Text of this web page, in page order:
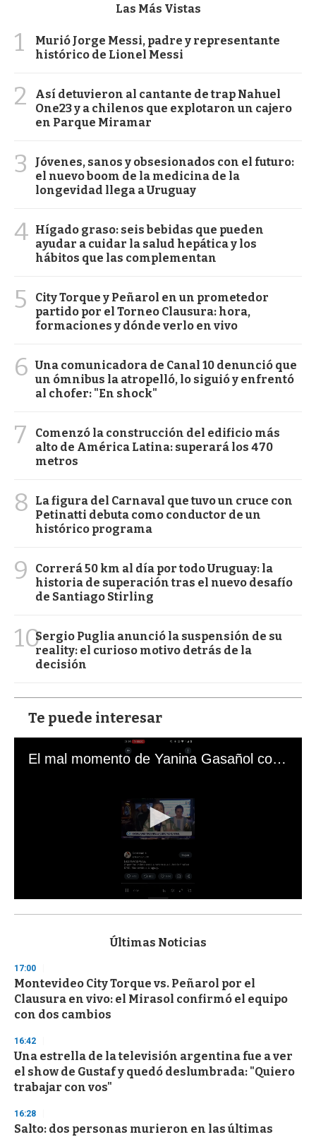
Las Más Vistas
1
Murió Jorge Messi, padre y representante
histórico de Lionel Messi
2
Así detuvieron al cantante de trap Nahuel
One23 y a chilenos que explotaron un cajero
en Parque Miramar
3
Jóvenes, sanos y obsesionados con el futuro:
el nuevo boom de la medicina de la
longevidad llega a Uruguay
4 Hígado graso: seis bebidas que pueden
ayudar a cuidar la salud hepática y los
hábitos que las complementan
5
City Torque y Peñarol en un prometedor
partido por el Torneo Clausura: hora,
formaciones y dónde verlo en vivo
6 Una comunicadora de Canal 10 denunció que
un ómnibus la atropelló, lo siguió y enfrentó
al chofer: "En shock"
7
Comenzó la construcción del edificio más
alto de América Latina: superará los 470
metros
8
La figura del Carnaval que tuvo un cruce con
Petinatti debuta como conductor de un
histórico programa
9
Correrá 50 km al día por todo Uruguay: la
historia de superación tras el nuevo desafío
de Santiago Stirling
10Sergio Puglia anunció la suspensión de su
reality: el curioso motivo detrás de la
decisión
Te puede interesar
El mal momento de Yanina Gasañol con un hincha argentino en "Subrayado"
s
d
s
o
f
3
s
e
c
o
n
Últimas Noticias
17:00
Montevideo City Torque vs. Peñarol por el
Clausura en vivo: el Mirasol confirmó el equipo
con dos cambios
16:42
Una estrella de la televisión argentina fue a ver
el show de Gustaf y quedó deslumbrada: "Quiero
trabajar con vos"
16:28
Salto: dos personas murieron en las últimas